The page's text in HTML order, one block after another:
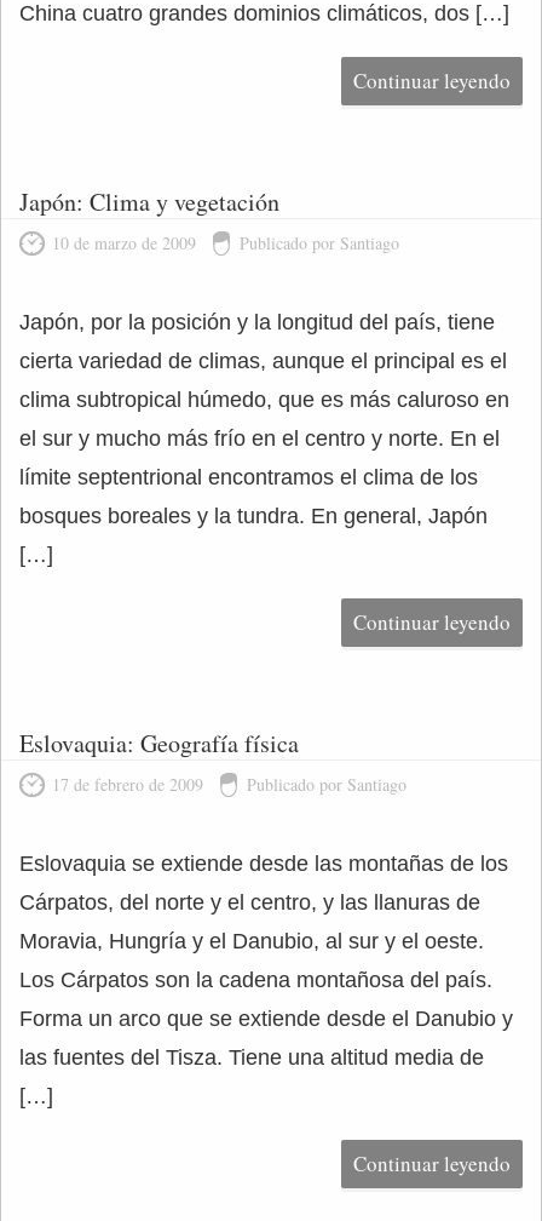
China cuatro grandes dominios climáticos, dos […]
Continuar leyendo
Japón: Clima y vegetación
10 de marzo de 2009 Publicado por Santiago
Japón, por la posición y la longitud del país, tiene
cierta variedad de climas, aunque el principal es el
clima subtropical húmedo, que es más caluroso en
el sur y mucho más frío en el centro y norte. En el
límite septentrional encontramos el clima de los
bosques boreales y la tundra. En general, Japón
[…]
Continuar leyendo
Eslovaquia: Geografía física
17 de febrero de 2009 Publicado por Santiago
Eslovaquia se extiende desde las montañas de los
Cárpatos, del norte y el centro, y las llanuras de
Moravia, Hungría y el Danubio, al sur y el oeste.
Los Cárpatos son la cadena montañosa del país.
Forma un arco que se extiende desde el Danubio y
las fuentes del Tisza. Tiene una altitud media de
[…]
Continuar leyendo